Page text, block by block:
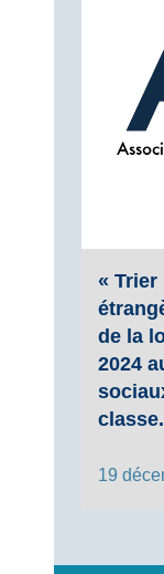
« Trier
de la
2024
19